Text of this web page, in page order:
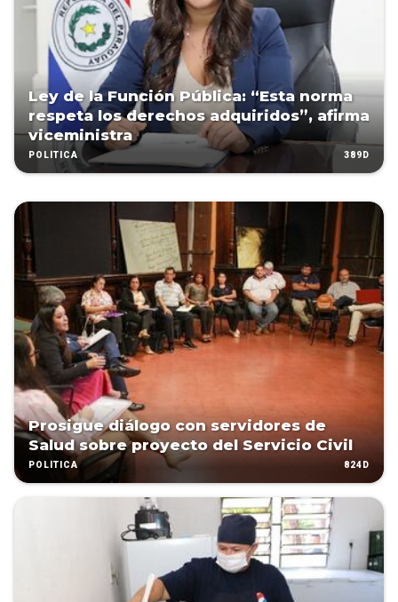
Ley de la Función Pública: “Esta norma
respeta los derechos adquiridos”, afirma
viceministra
POLÍTICA 389D
Prosigue diálogo con servidores de
Salud sobre proyecto del Servicio Civil
POLÍTICA 824D